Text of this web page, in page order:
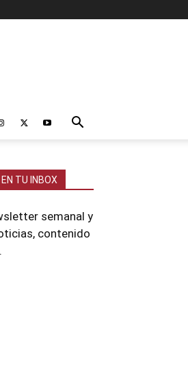
TU INBOX
semanal y
contenido